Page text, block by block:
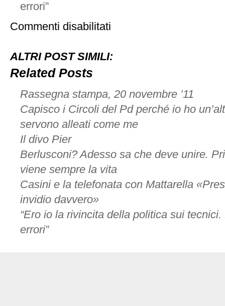
errori”
Commenti disabilitati
come
Pisa
ALTRI POST SIMILI:
Related Posts
Rassegna stampa, 20 novembre ’11
Capisco i Circoli del Pd perché io ho
servono alleati come me
Il divo Pier
Berlusconi? Adesso sa che deve unire.
viene sempre la vita
Casini e la telefonata con Mattarella
invidio davvero»
“Ero io la rivincita della politica sui
errori”